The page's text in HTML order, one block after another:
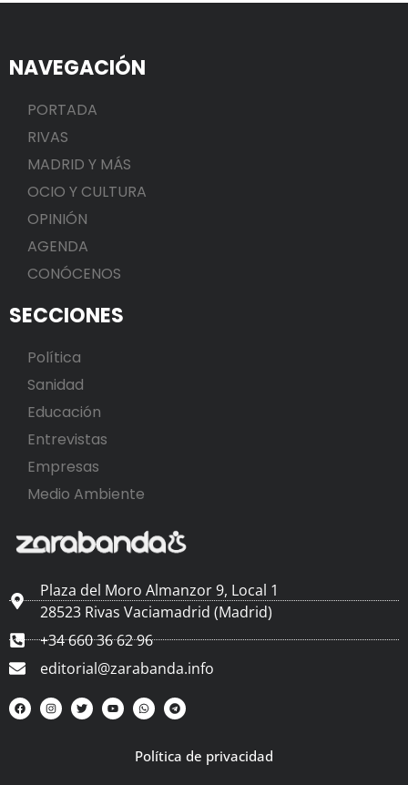
NAVEGACIÓN
PORTADA
RIVAS
MADRID Y MÁS
OCIO Y CULTURA
OPINIÓN
AGENDA
CONÓCENOS
SECCIONES
Política
Sanidad
Educación
Entrevistas
Empresas
Medio Ambiente
Plaza del Moro Almanzor 9, Local 1
28523 Rivas Vaciamadrid (Madrid)
+34 660 36 62 96
editorial@zarabanda.info
Política de privacidad